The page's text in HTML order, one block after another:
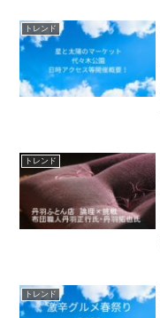
トレンド
トレンド
トレンド